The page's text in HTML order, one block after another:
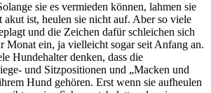
sie es vermieden können, lahmen sie
akut ist, heulen sie nicht auf. Aber so viele
und die Zeichen dafür schleichen sich
Monat ein, ja vielleicht sogar seit Anfang an.
Hundehalter denken, dass die
und Sitzpositionen und „Macken und
Hund gehören. Erst wenn sie aufheulen